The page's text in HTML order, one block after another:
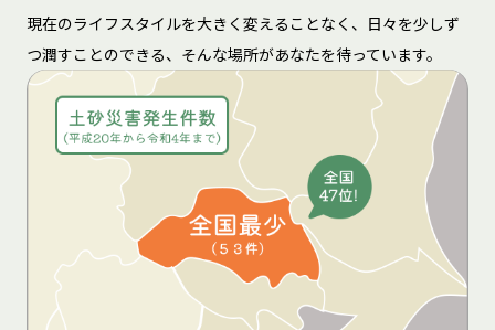
現在のライフスタイルを大きく変えることなく、日々を少しず
つ潤すことのできる、そんな場所があなたを待っています。